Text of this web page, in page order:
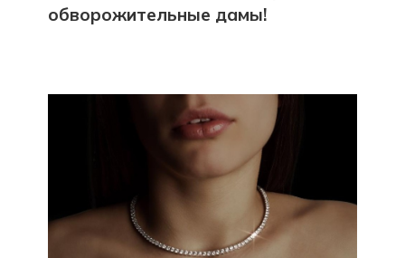
обворожительные дамы!